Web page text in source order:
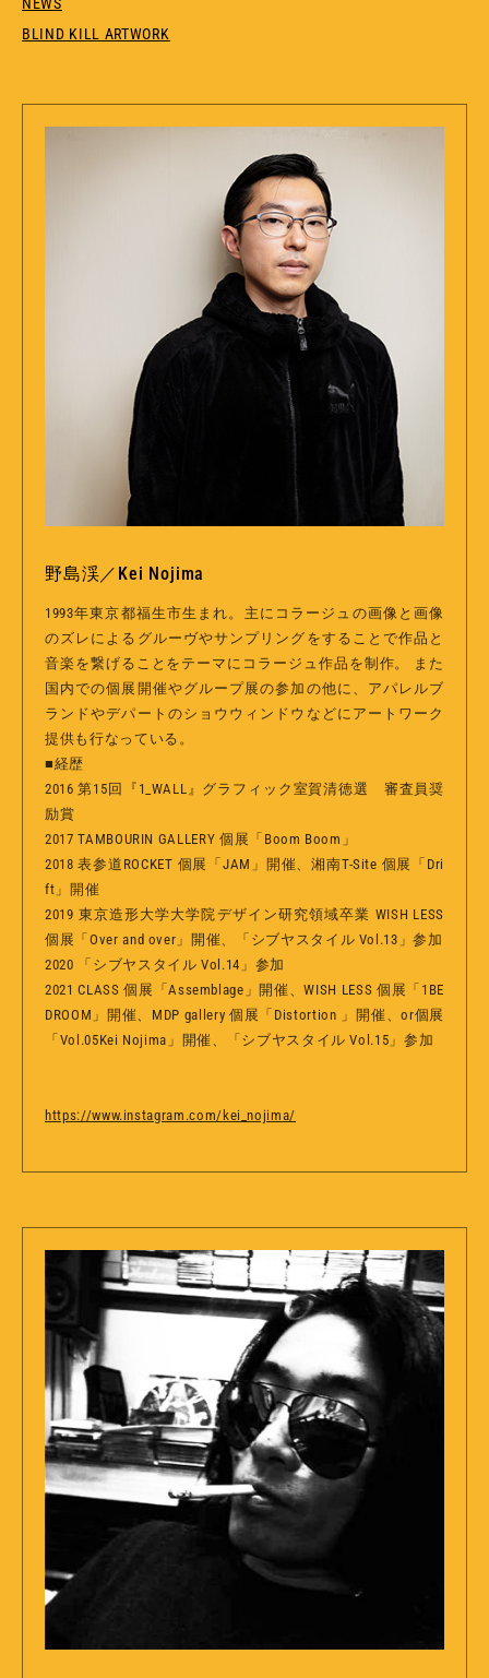
NEWS
BLIND KILL ARTWORK
野島渓／Kei Nojima
1993年東京都福生市生まれ。主にコラージュの画像と画像
のズレによるグルーヴやサンプリングをすることで作品と
音楽を繋げることをテーマにコラージュ作品を制作。 また
国内での個展開催やグループ展の参加の他に、アパレルブ
ランドやデパートのショウウィンドウなどにアートワーク
提供も行なっている。
■経歴
2016 第15回『1_WALL』グラフィック室賀清徳選 審査員奨
励賞
2017 TAMBOURIN GALLERY 個展「Boom Boom」
2018 表参道ROCKET 個展「JAM」開催、湘南T-Site 個展「Dri
ft」開催
2019 東京造形大学大学院デザイン研究領域卒業 WISH LESS
個展「Over and over」開催、「シブヤスタイル Vol.13」参加
2020 「シブヤスタイル Vol.14」参加
2021 CLASS 個展「Assemblage」開催、WISH LESS 個展「1BE
DROOM」開催、MDP gallery 個展「Distortion 」開催、or個展
「Vol.05Kei Nojima」開催、「シブヤスタイル Vol.15」参加
https://www.instagram.com/kei_nojima/